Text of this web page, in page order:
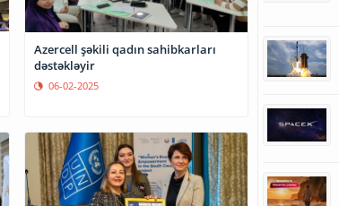
Azercell şəkili qadın sahibkarları
dəstəkləyir
06-02-2025